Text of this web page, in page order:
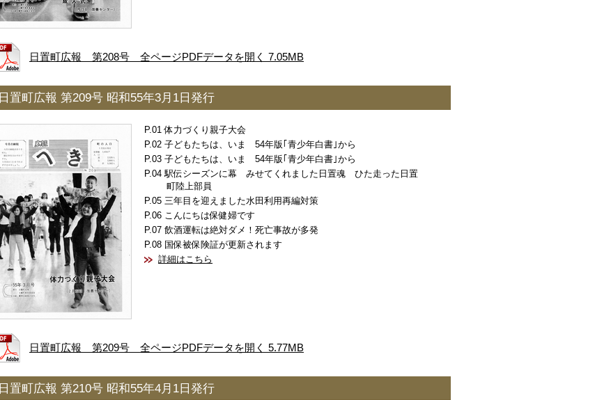
日置町広報 第208号 全ページPDFデータを開く 7.05MB
日置町広報 第209号 昭和55年3月1日発行
体力づくり親子大会
子どもたちは、いま 54年版｢青少年白書｣から
子どもたちは、いま 54年版｢青少年白書｣から
駅伝シーズンに幕 みせてくれました日置魂 ひた走った日置
町陸上部員
三年目を迎えました水田利用再編対策
こんにちは保健婦です
飲酒運転は絶対ダメ！死亡事故が多発
国保被保険証が更新されます
詳細はこちら
日置町広報 第209号 全ページPDFデータを開く 5.77MB
日置町広報 第210号 昭和55年4月1日発行